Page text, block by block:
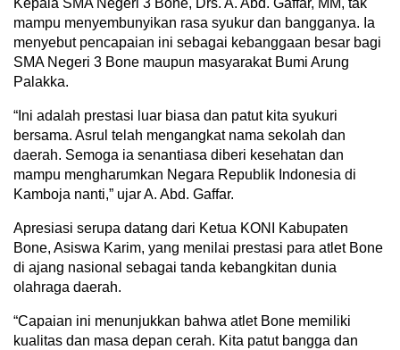
Kepala SMA Negeri 3 Bone, Drs. A. Abd. Gaffar, MM, tak
mampu menyembunyikan rasa syukur dan bangganya. Ia
menyebut pencapaian ini sebagai kebanggaan besar bagi
SMA Negeri 3 Bone maupun masyarakat Bumi Arung
Palakka.
“Ini adalah prestasi luar biasa dan patut kita syukuri
bersama. Asrul telah mengangkat nama sekolah dan
daerah. Semoga ia senantiasa diberi kesehatan dan
mampu mengharumkan Negara Republik Indonesia di
Kamboja nanti,” ujar A. Abd. Gaffar.
Apresiasi serupa datang dari Ketua KONI Kabupaten
Bone, Asiswa Karim, yang menilai prestasi para atlet Bone
di ajang nasional sebagai tanda kebangkitan dunia
olahraga daerah.
“Capaian ini menunjukkan bahwa atlet Bone memiliki
kualitas dan masa depan cerah. Kita patut bangga dan